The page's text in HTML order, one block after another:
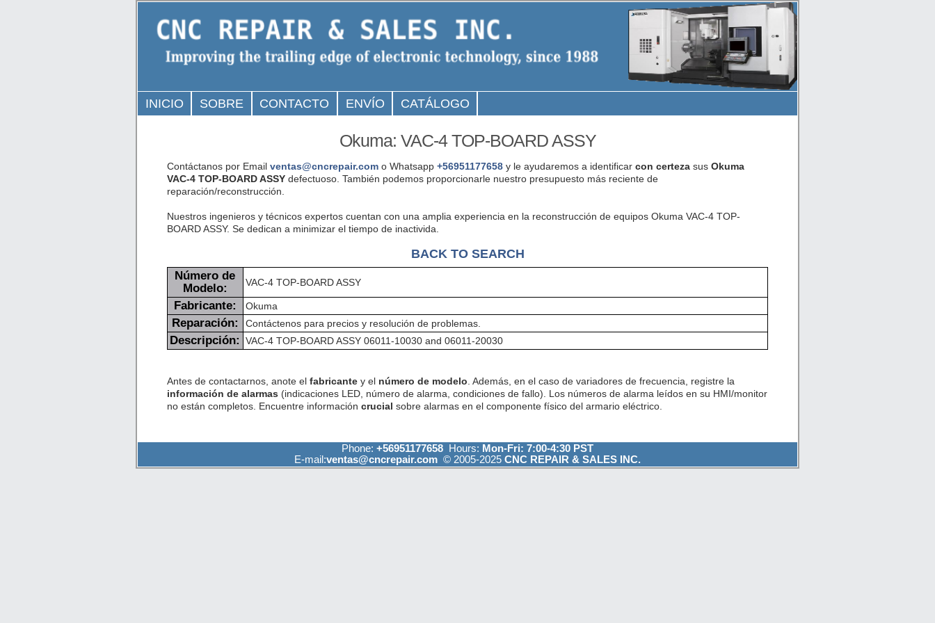
INICIO SOBRE CONTACTO ENVÍO CATÁLOGO
Okuma: VAC-4 TOP-BOARD ASSY
Contáctanos por Email ventas@cncrepair.como Whatsapp +56951177658y le ayudaremos a identificar con certezasus Okuma
VAC-4 TOP-BOARD ASSYdefectuoso. También podemos proporcionarle nuestro presupuesto más reciente de
reparación/reconstrucción.
Nuestros ingenieros y técnicos expertos cuentan con una amplia experiencia en la reconstrucción de equipos Okuma VAC-4 TOP-
BOARD ASSY. Se dedican a minimizar el tiempo de inactivida.
BACK TO SEARCH
Número de
Modelo:
VAC-4 TOP-BOARD ASSY
Fabricante: Okuma
Reparación: Contáctenos para precios y resolución de problemas.
Descripción: VAC-4 TOP-BOARD ASSY 06011-10030 and 06011-20030
Antes de contactarnos, anote el fabricantey el número de modelo . Además, en el caso de variadores de frecuencia, registre la
información de alarmas (indicaciones LED, número de alarma, condiciones de fallo). Los números de alarma leídos en su HMI/monitor
no están completos. Encuentre información crucial sobre alarmas en el componente físico del armario eléctrico.
Phone: +56951177658 Hours: Mon-Fri: 7:00-4:30 PST
E-mail:ventas@cncrepair.com © 2005-2025 CNC REPAIR & SALES INC.